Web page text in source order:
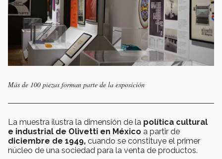
Más de 100 piezas forman parte de la exposición
La muestra ilustra la dimensión de la política cultural
e industrial de Olivetti en México a partir de
diciembre de 1949, cuando se constituye el primer
núcleo de una sociedad para la venta de productos.